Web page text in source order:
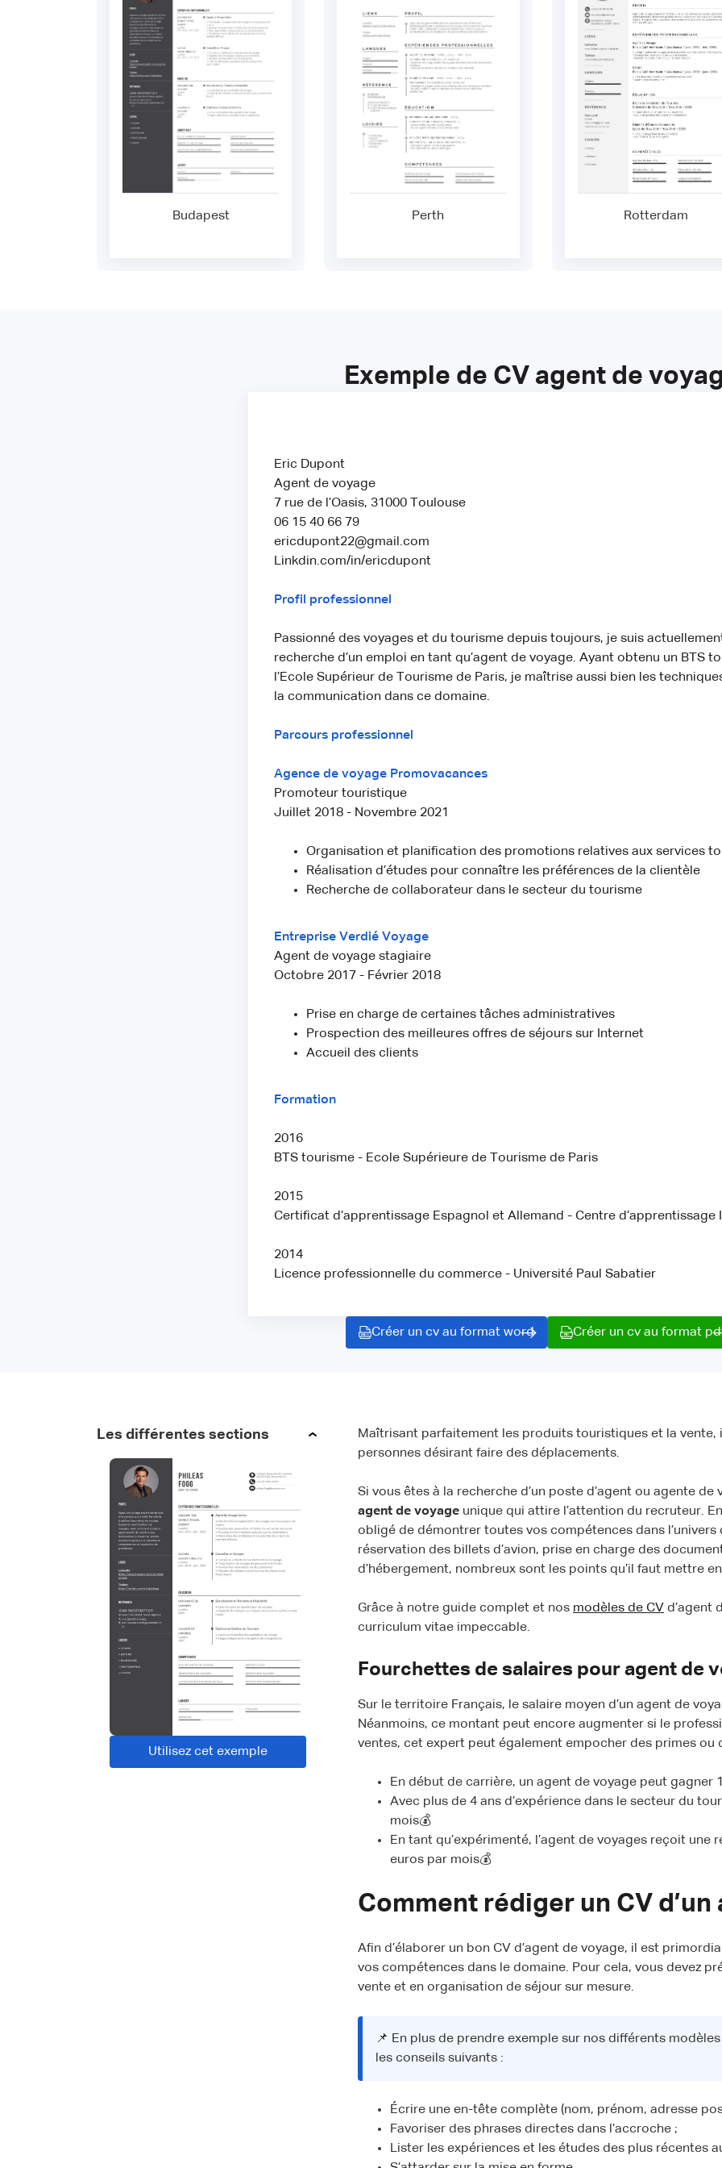
Budapest Perth Rotterdam
Exemple de CV agent de
Eric Dupont
Agent de voyage
7 rue de l’Oasis, 31000 Toulouse
06 15 40 66 79
ericdupont22@gmail.com
Linkdin.com/in/ericdupont
Profil professionnel
Passionné des voyages et du tourisme depuis toujours, je suis
recherche d’un emploi en tant qu’agent de voyage. Ayant obtenu un BTS
l’Ecole Supérieur de Tourisme de Paris, je maîtrise aussi bien les
la communication dans ce domaine.
Parcours professionnel
Agence de voyage Promovacances
Promoteur touristique
Juillet 2018 - Novembre 2021
Organisation et planification des promotions relatives aux services
Réalisation d’études pour connaître les préférences de la clientèle
Recherche de collaborateur dans le secteur du tourisme
Entreprise Verdié Voyage
Agent de voyage stagiaire
Octobre 2017 - Février 2018
Prise en charge de certaines tâches administratives
Prospection des meilleures offres de séjours sur Internet
Accueil des clients
Formation
2016
BTS tourisme - Ecole Supérieure de Tourisme de Paris
2015
Certificat d’apprentissage Espagnol et Allemand - Centre d’apprentissage
2014
Licence professionnelle du commerce - Université Paul Sabatier
Créer un cv au format word Créer un cv au format
Les différentes sections
Utilisez cet exemple
Maîtrisant parfaitement les produits touristiques et la vente,
personnes désirant faire des déplacements.
Si vous êtes à la recherche d’un poste d’agent ou agente de
agent de voyage unique qui attire l’attention du recruteur.
obligé de démontrer toutes vos compétences dans
réservation des billets d’avion, prise en charge des
d’hébergement, nombreux sont les points qu’il faut mettre
Grâce à notre guide complet et nos modèles de CV d’agent
curriculum vitae impeccable.
Fourchettes de salaires pour agent de
Sur le territoire Français, le salaire moyen d’un agent de
Néanmoins, ce montant peut encore augmenter si le
ventes, cet expert peut également empocher des primes ou
En début de carrière, un agent de voyage peut gagner
Avec plus de 4 ans d’expérience dans le secteur du
mois💰
En tant qu’expérimenté, l’agent de voyages reçoit une
euros par mois💰
Comment rédiger un CV
Afin d’élaborer un bon CV d’agent de voyage, il est
vos compétences dans le domaine. Pour cela, vous devez
vente et en organisation de séjour sur mesure.
📌 En plus de prendre exemple sur nos différents
les conseils suivants :
Écrire une en-tête complète (nom, prénom, adresse
Favoriser des phrases directes dans l’accroche ;
Lister les expériences et les études des plus récentes